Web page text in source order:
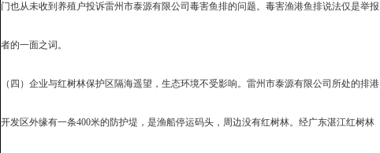
门也从未收到养殖户投诉雷州市泰源有限公司毒害鱼排的问题。毒害渔港鱼排说法仅是举报
者的一面之词。
（四）企业与红树林保护区隔海遥望，生态环境不受影响。雷州市泰源有限公司所处的排港
开发区外缘有一条400米的防护堤，是渔船停运码头，周边没有红树林。经广东湛江红树林